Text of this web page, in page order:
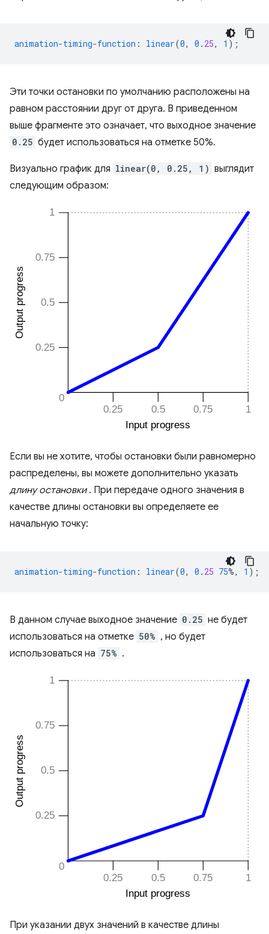
animation-timing-function : linear(0, 0 . 25, 1 );
Эти точки остановки по умолчанию расположены на
равном расстоянии друг от друга. В приведенном
выше фрагменте это означает, что выходное значение
0.25 будет использоваться на отметке 50%.
Визуально график для linear(0, 0.25, 1) выглядит
следующим образом:
Если вы не хотите, чтобы остановки были равномерно
распределены, вы можете дополнительно указать
длину остановки. При передаче одного значения в
качестве длины остановки вы определяете ее
начальную точку:
animation-timing-function : linear(0, 0 . 25 75%, 1 );
В данном случае выходное значение 0.25 не будет
использоваться на отметке 50% , но будет
использоваться на 75% .
При указании двух значений в качестве длины